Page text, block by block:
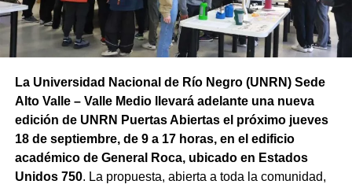
La Universidad Nacional de Río Negro (UNRN) Sede
Alto Valle – Valle Medio llevará adelante una nueva
edición de UNRN Puertas Abiertas el próximo jueves
18 de septiembre, de 9 a 17 horas, en el edificio
académico de General Roca, ubicado en Estados
Unidos 750. La propuesta, abierta a toda la comunidad,